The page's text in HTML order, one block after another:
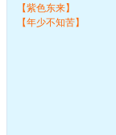
【紫色东来】
【年少不知苦】